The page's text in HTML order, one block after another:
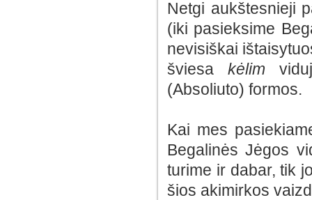
Netgi aukštesnieji
(iki pasieksime
nevisiškai
šviesa kėlim
(Absoliuto) formos.
Kai mes
Begalinės Jėgos
turime ir dabar, tik
šios akimirkos